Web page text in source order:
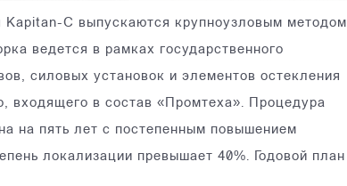
Kapitan-С выпускаются крупноузловым методом
ведется в рамках государственного
силовых установок и элементов остекления
входящего в состав «Промтеха». Процедура
на пять лет с постепенным повышением
локализации превышает 40%. Годовой план